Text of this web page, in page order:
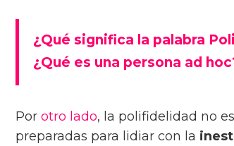
¿Qué significa la palabra
¿Qué es una persona ad
Por otro lado, la polifidelidad no
preparadas para lidiar con la